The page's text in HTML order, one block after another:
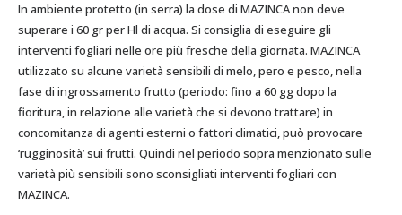
In ambiente protetto (in serra) la dose di MAZINCA non deve
superare i 60 gr per Hl di acqua. Si consiglia di eseguire gli
interventi fogliari nelle ore più fresche della giornata. MAZINCA
utilizzato su alcune varietà sensibili di melo, pero e pesco, nella
fase di ingrossamento frutto (periodo: fino a 60 gg dopo la
fioritura, in relazione alle varietà che si devono trattare) in
concomitanza di agenti esterni o fattori climatici, può provocare
‘rugginosità’ sui frutti. Quindi nel periodo sopra menzionato sulle
varietà più sensibili sono sconsigliati interventi fogliari con
MAZINCA.